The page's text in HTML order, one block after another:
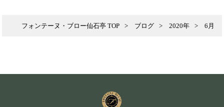
フォンテーヌ・ブロー仙石亭 TOP ブログ 2020年 6月